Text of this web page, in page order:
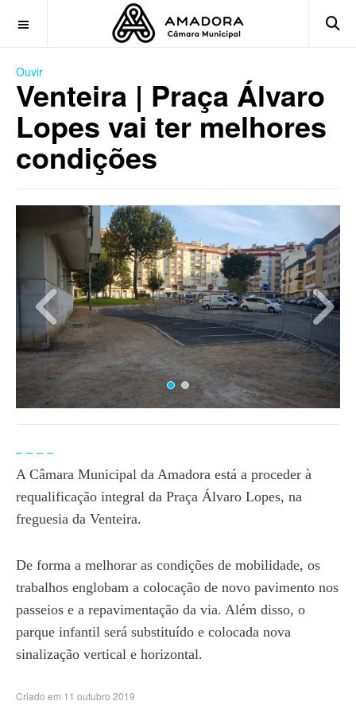
Ouvir
Venteira | Praça Álvaro
Lopes vai ter melhores
condições
Previous
A Câmara Municipal da Amadora está a proceder à
requalificação integral da Praça Álvaro Lopes, na
freguesia da Venteira.
De forma a melhorar as condições de mobilidade, os
trabalhos englobam a colocação de novo pavimento nos
passeios e a repavimentação da via. Além disso, o
parque infantil será substituído e colocada nova
sinalização vertical e horizontal.
Criado em 11 outubro 2019